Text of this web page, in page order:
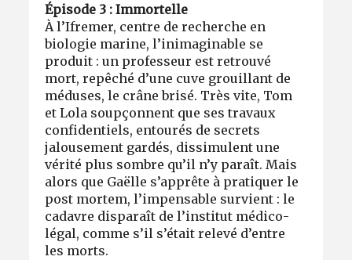
Épisode 3 : Immortelle
À l’Ifremer, centre de recherche en
biologie marine, l’inimaginable se
produit : un professeur est retrouvé
mort, repêché d’une cuve grouillant de
méduses, le crâne brisé. Très vite, Tom
et Lola soupçonnent que ses travaux
confidentiels, entourés de secrets
jalousement gardés, dissimulent une
vérité plus sombre qu’il n’y paraît. Mais
alors que Gaëlle s’apprête à pratiquer le
post mortem, l’impensable survient : le
cadavre disparaît de l’institut médico-
légal, comme s’il s’était relevé d’entre
les morts.